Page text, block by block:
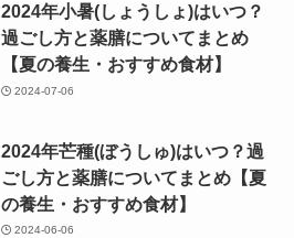
2024年小暑(しょうしょ)はいつ？
過ごし方と薬膳についてまとめ
【夏の養生・おすすめ食材】
2024-07-06
2024年芒種(ぼうしゅ)はいつ？過
ごし方と薬膳についてまとめ【夏
の養生・おすすめ食材】
2024-06-06